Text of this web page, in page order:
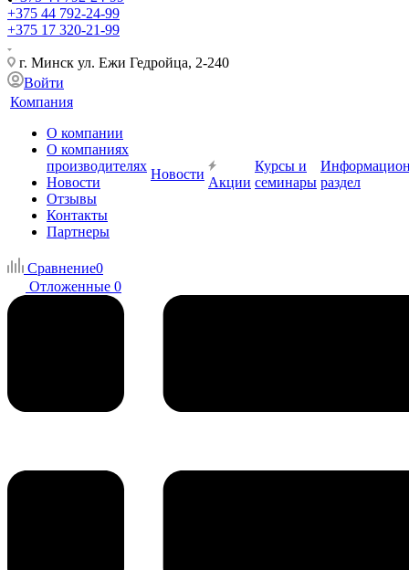
+375 44 792-24-99
+375 17 320-21-99
г. Минск ул. Ежи Гедройца, 2-240
Войти
Компания
О компании
О компаниях
производителях
Новости
Отзывы
Контакты
Партнеры
Новости
Акции
Курсы и
семинары раздел
Сравнение0
Отложенные 0